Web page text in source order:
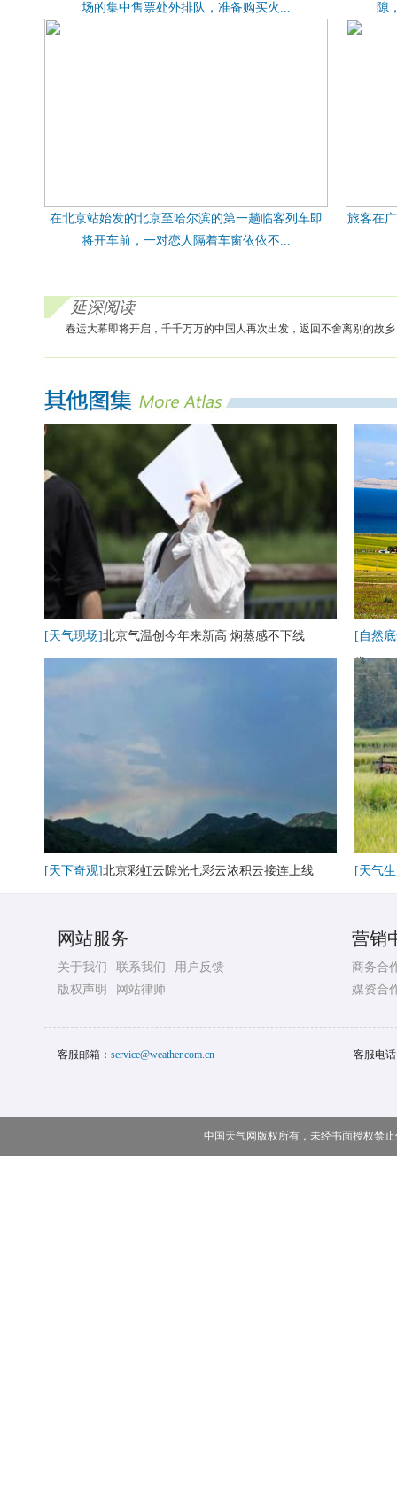
场的集中售票处外排队，准备购买火...
隙
在北京站始发的北京至哈尔滨的第一趟临客列车即
将开车前，一对恋人隔着车窗依依不...
旅客在
延深阅读
春运大幕即将开启，千千万万的中国人再次出发，返回不舍离别的故
[天气现场]北京气温创今年来新高 焖蒸感不下线
[自然
卷
[天下奇观]北京彩虹云隙光七彩云浓积云接连上线 [天气
网站服务
关于我们 联系我们
用户反馈
版权声明
网站律师
营销
商务合
媒资合
客服邮箱： service@weather.com.cn 客服电
中国天气网版权所有，未经书面授权